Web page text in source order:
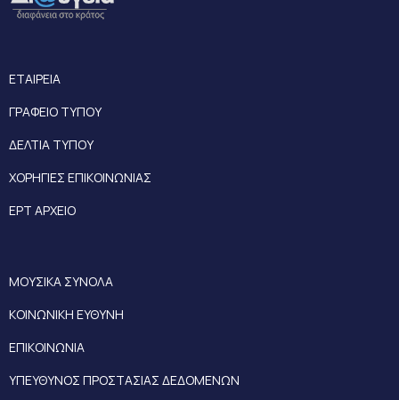
ΕΤΑΙΡΕΙΑ
ΓΡΑΦΕΙΟ ΤΥΠΟΥ
ΔΕΛΤΙΑ ΤΥΠΟΥ
ΧΟΡΗΓΙΕΣ ΕΠΙΚΟΙΝΩΝΙΑΣ
ΕΡΤ ΑΡΧΕΙΟ
ΜΟΥΣΙΚΑ ΣΥΝΟΛΑ
ΚΟΙΝΩΝΙΚΗ ΕΥΘΥΝΗ
ΕΠΙΚΟΙΝΩΝΙΑ
ΥΠΕΥΘΥΝΟΣ ΠΡΟΣΤΑΣΙΑΣ ΔΕΔΟΜΕΝΩΝ